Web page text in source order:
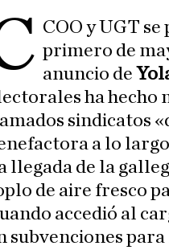
COO y UGT
primero de
anuncio de
ha hecho
sindicatos
a lo
llegada de la
de aire fresco
accedió al
subvenciones